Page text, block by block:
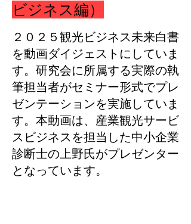
ビジネス編）
２０２５観光ビジネス未来白書
を動画ダイジェストにしていま
す。研究会に所属する実際の執
筆担当者がセミナー形式でプレ
ゼンテーションを実施していま
す。本動画は、産業観光サービ
スビジネスを担当した中小企業
診断士の上野氏がプレゼンター
となっています。